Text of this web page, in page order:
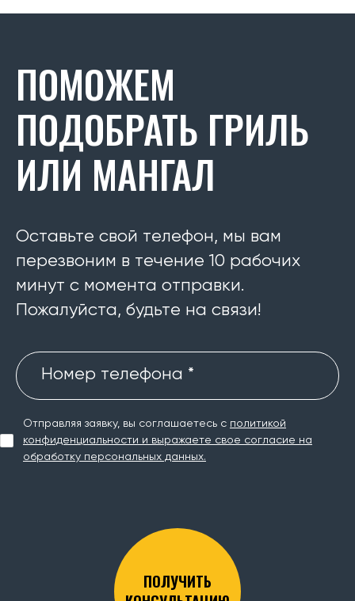
ПОМОЖЕМ
ПОДОБРАТЬ ГРИЛЬ
ИЛИ МАНГАЛ
Оставьте свой телефон, мы вам
перезвоним в течение 10 рабочих
минут с момента отправки.
Пожалуйста, будьте на связи!
Номер телефона *
Отправляя заявку, вы соглашаетесь с политикой
конфиденциальности и выражаете свое согласие на
обработку персональных данных.
ПОЛУЧИТЬ